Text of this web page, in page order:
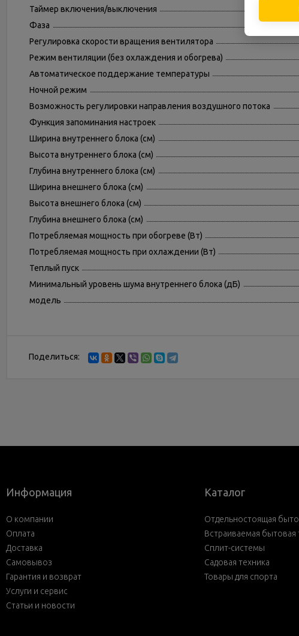
Таймер включения/выключения
Фаза
Регулировка скорости вращения вентилятора
Режим вентиляции (без охлаждения и обогрева)
Автоматическое поддержание температуры
Ночной режим
Возможность регулировки направления воздушного потока
Функция запоминания настроек
Ширина внутреннего блока (см)
Высота внутреннего блока (см)
Глубина внутреннего блока (см)
Ширина внешнего блока (см)
Высота внешнего блока (см)
Глубина внешнего блока (см)
Потребляемая мощность при обогреве (Вт)
Потребляемая мощность при охлаждении (Вт)
Теплый пуск
Минимальный уровень шума внутреннего блока (дБ)
модель
Поделиться:
Информация
О компании
Оплата
Доставка
Самовывоз
Гарантия и возврат
Услуги и сервис
Статьи и новости
Каталог
Отдельностоящая
Встраиваемая бытовая
Сплит-системы
Садовая техника
Товары для спорта